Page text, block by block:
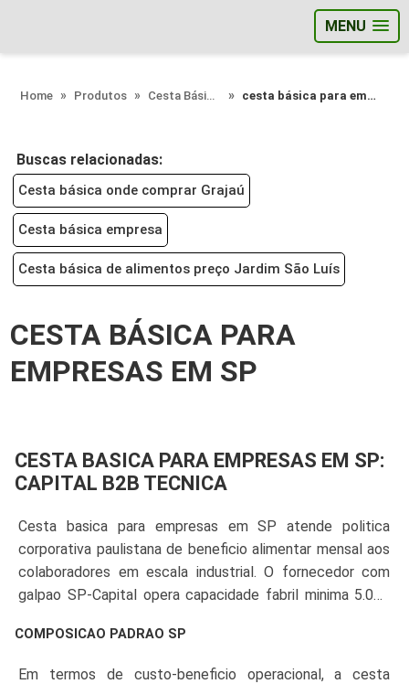
MENU
Home Produtos Cesta Básica - Categoria cesta básica para empresas em sp
Buscas relacionadas:
Cesta básica onde comprar Grajaú
Cesta básica empresa
Cesta básica de alimentos preço Jardim São Luís
CESTA BÁSICA PARA
EMPRESAS EM SP
CESTA BASICA PARA EMPRESAS EM SP:
CAPITAL B2B TECNICA
Cesta basica para empresas em SP atende politica
corporativa paulistana de beneficio alimentar mensal aos
colaboradores em escala industrial. O fornecedor com
galpao SP-Capital opera capacidade fabril minima 5.000
certificada e SLA D+2 com cobertura em todas as 32
subprefeituras paulistanas, ABC, Grande SP e interior.
COMPOSICAO PADRAO SP
Em termos de custo-beneficio operacional, a cesta